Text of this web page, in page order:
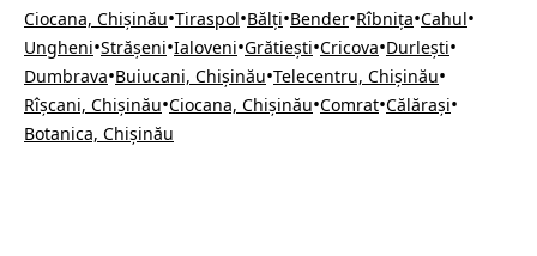
Ciocana, Chișinău•Tiraspol•Bălți•Bender•Rîbnița•Cahul•
Ungheni•Strășeni•Ialoveni•Grătiești•Cricova•Durlești•
Dumbrava•Buiucani, Chișinău•Telecentru, Chișinău•
Rîșcani, Chișinău•Ciocana, Chișinău•Comrat•Călărași•
Botanica, Chișinău